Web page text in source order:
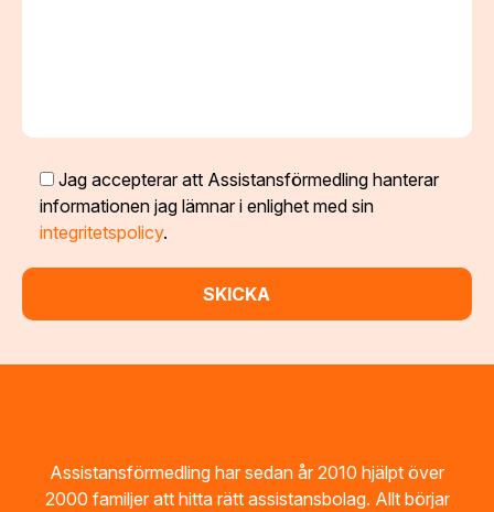
Jag accepterar att Assistansförmedling hanterar
informationen jag lämnar i enlighet med sin
integritetspolicy.
Assistansförmedling har sedan år 2010 hjälpt över
2000 familjer att hitta rätt assistansbolag. Allt börjar